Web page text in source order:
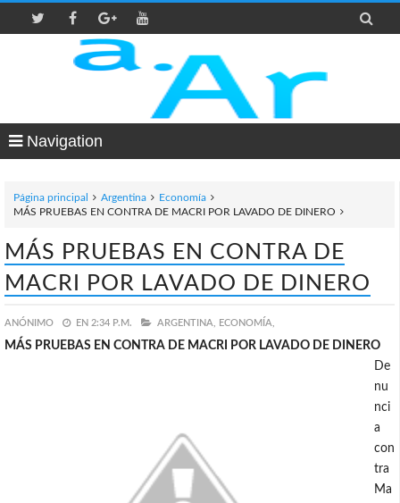

Navigation
Página principal Argentina
Economía
MÁS PRUEBAS EN CONTRA DE MACRI POR LAVADO DE DINERO
MÁS PRUEBAS EN CONTRA DE
MACRI POR LAVADO DE DINERO
ANÓNIMO EN 2:34 P.M. ARGENTINA, ECONOMÍA,
MÁS PRUEBAS EN CONTRA DE MACRI POR LAVADO DE DINERO
De
nu
nci
a
con
tra
Ma